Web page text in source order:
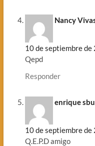
Nancy
10 de septiembre
Qepd
Responder
enrique
10 de septiembre
Q.E.P.D amigo